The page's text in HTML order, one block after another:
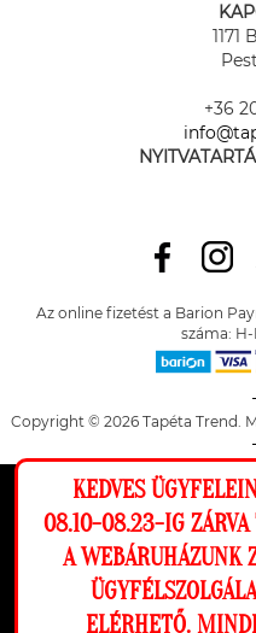
Ez a weboldal cookie-
lehető legjobb élményt
Beállítások
1171
+36
Az online fizetést a Barion
száma: H-
Copyright © 2026 Tapéta Trend.
KEDVES
08.10-08.23-IG ZÁRVA
A WEBÁRUHÁZUNK
ELÉRHETŐ.